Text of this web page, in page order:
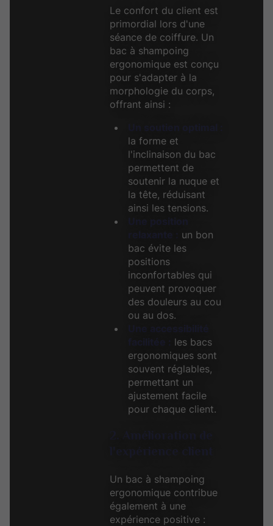
Le confort du client est
primordial lors d'une
séance de coiffure. Un
bac à shampoing
ergonomique est conçu
pour s'adapter à la
morphologie du corps,
offrant ainsi :
la forme et
l'inclinaison du bac
permettent de
soutenir la nuque et
la tête, réduisant
ainsi les tensions.
un bon
bac évite les
positions
inconfortables qui
peuvent provoquer
des douleurs au cou
ou au dos.
les bacs
ergonomiques sont
souvent réglables,
permettant un
ajustement facile
pour chaque client.
Un bac à shampoing
ergonomique contribue
également à une
expérience positive :